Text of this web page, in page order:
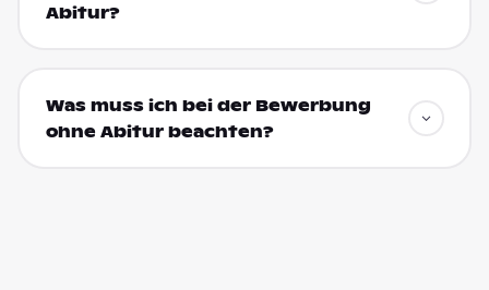
Abitur?
Was muss ich bei der Bewerbung
ohne Abitur beachten?